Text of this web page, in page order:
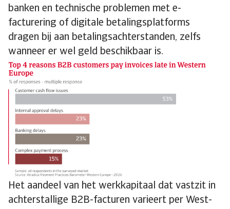
banken en technische problemen met e-
facturering of digitale betalingsplatforms
dragen bij aan betalingsachterstanden, zelfs
wanneer er wel geld beschikbaar is.
Het aandeel van het werkkapitaal dat vastzit in
achterstallige B2B-facturen varieert per West-